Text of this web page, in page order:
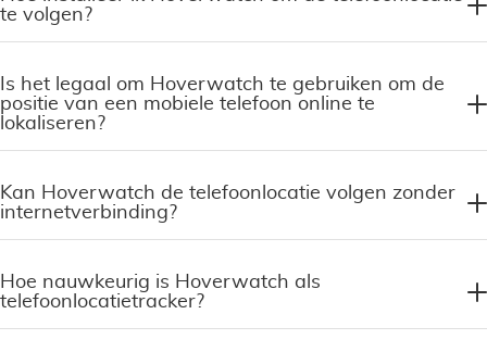
te volgen?
Is het legaal om Hoverwatch te gebruiken om de
positie van een mobiele telefoon online te
lokaliseren?
Kan Hoverwatch de telefoonlocatie volgen zonder
internetverbinding?
Hoe nauwkeurig is Hoverwatch als
telefoonlocatietracker?